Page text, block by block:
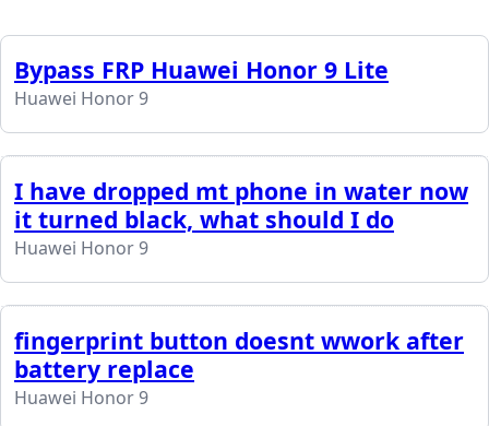
Bypass FRP Huawei Honor 9 Lite
Huawei Honor 9
I have dropped mt phone in water now
it turned black, what should I do
Huawei Honor 9
fingerprint button doesnt wwork after
battery replace
Huawei Honor 9